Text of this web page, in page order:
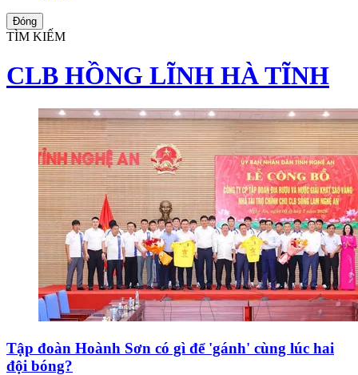
Đóng
TÌM KIẾM
CLB HỒNG LĨNH HÀ TĨNH
Tập đoàn Hoành Sơn có gì để 'gánh' cùng lúc hai
đội bóng?